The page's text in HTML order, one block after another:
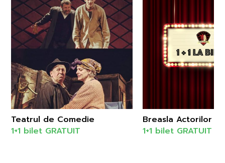
Teatrul de Comedie
1+1 bilet GRATUIT
Breasla Actorilor
1+1 bilet GRATUIT